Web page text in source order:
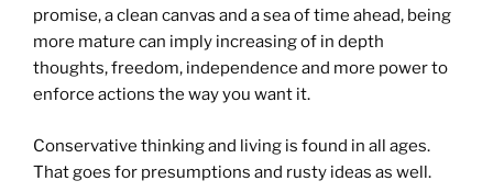
promise, a clean canvas and a sea of time ahead, being
more mature can imply increasing of in depth
thoughts, freedom, independence and more power to
enforce actions the way you want it.
Conservative thinking and living is found in all ages.
That goes for presumptions and rusty ideas as well.